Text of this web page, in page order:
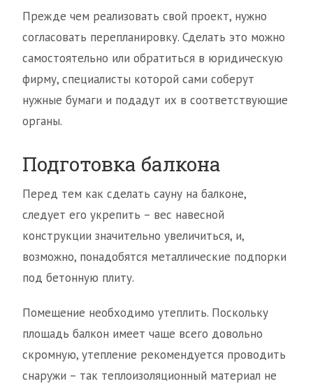
Прежде чем реализовать свой проект, нужно
согласовать перепланировку. Сделать это можно
самостоятельно или обратиться в юридическую
фирму, специалисты которой сами соберут
нужные бумаги и подадут их в соответствующие
органы.
Подготовка балкона
Перед тем как сделать сауну на балконе,
следует его укрепить – вес навесной
конструкции значительно увеличиться, и,
возможно, понадобятся металлические подпорки
под бетонную плиту.
Помещение необходимо утеплить. Поскольку
площадь балкон имеет чаще всего довольно
скромную, утепление рекомендуется проводить
снаружи – так теплоизоляционный материал не